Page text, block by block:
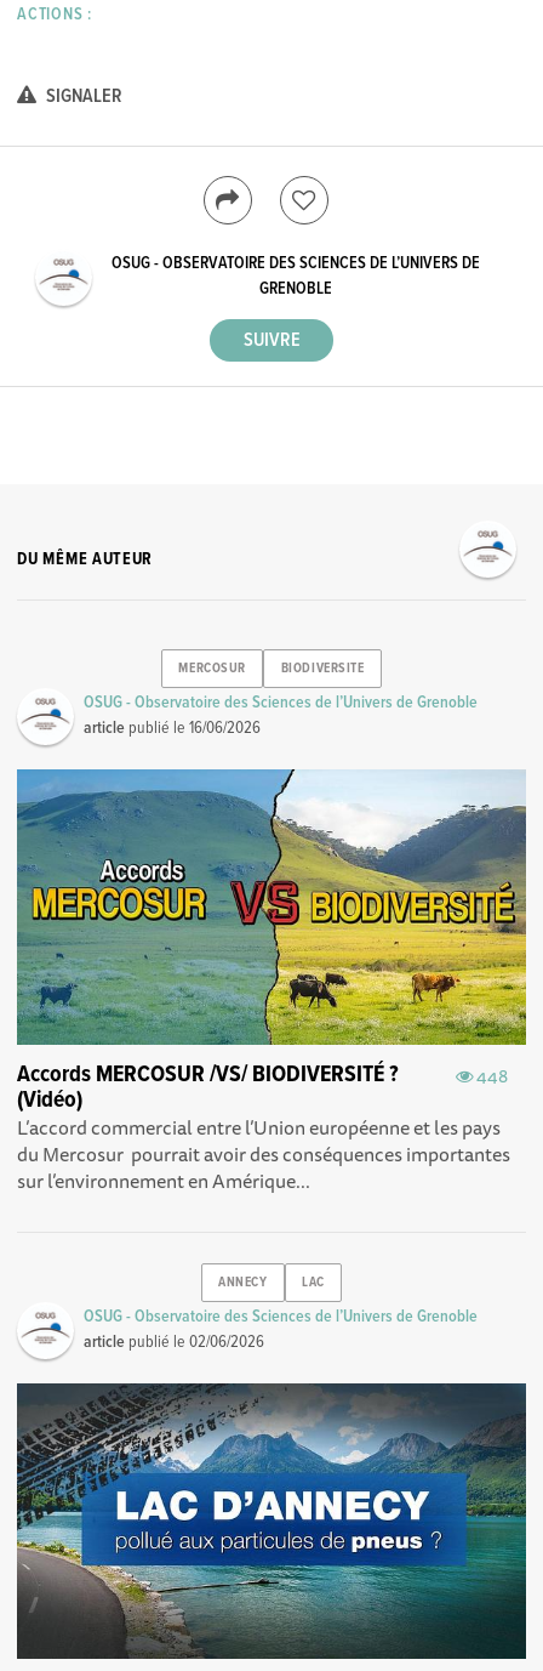
ACTIONS :
SIGNALER
OSUG - OBSERVATOIRE DES SCIENCES DE L’UNIVERS DE
GRENOBLE
DU MÊME AUTEUR
MERCOSUR BIODIVERSITE
OSUG - Observatoire des Sciences de l’Univers de Grenoble
article publié le16/06/2026
448
Accords MERCOSUR /VS/ BIODIVERSITÉ ?
(Vidéo)
L’accord commercial entre l’Union européenne et les pays
du Mercosur pourrait avoir des conséquences importantes
sur l’environnement en Amérique...
ANNECY LAC
OSUG - Observatoire des Sciences de l’Univers de Grenoble
article publié le02/06/2026